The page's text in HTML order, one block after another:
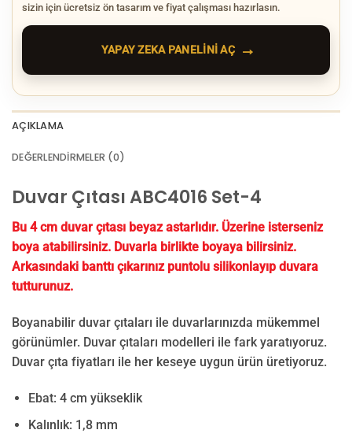
sizin için ücretsiz ön tasarım ve fiyat çalışması hazırlasın.
YAPAY ZEKA PANELINI AÇ →
AÇIKLAMA
DEĞERLENDIRMELER (0)
Duvar Çıtası ABC4016 Set-4
Bu 4 cm duvar çıtası beyaz astarlıdır. Üzerine isterseniz
boya atabilirsiniz. Duvarla birlikte boyaya bilirsiniz.
Arkasındaki banttı çıkarınız puntolu silikonlayıp duvara
tutturunuz.
Boyanabilir duvar çıtaları ile duvarlarınızda mükemmel
görünümler. Duvar çıtaları modelleri ile fark yaratıyoruz.
Duvar çıta fiyatları ile her keseye uygun ürün üretiyoruz.
Ebat: 4 cm yükseklik
Kalınlık: 1,8 mm